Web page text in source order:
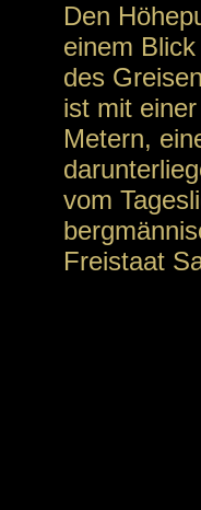
Den
einem
des
ist mit
Metern,
vom
Freistaat